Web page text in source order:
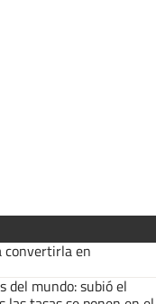
convertirla en
del mundo: subió el